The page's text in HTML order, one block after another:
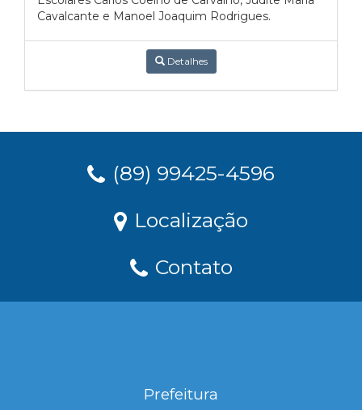
Cavalcante e Manoel Joaquim Rodrigues.
Detalhes
(89) 99425-4596
Localização
Contato
Prefeitura